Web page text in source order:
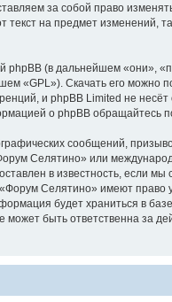
за собой право
на предмет изменений,
(в дальнейшем «они»,
«GPL»). Скачать его можно
и phpBB Limited не
о phpBB обращайтесь
сообщений,
Селятино» или
в известность, если
Селятино» имеют право
будет храниться в
быть ответственна за